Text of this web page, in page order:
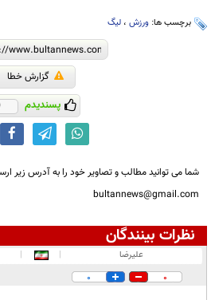
برچسب ها: ورزش ، لیگ
گزارش خطا
پسندیدم
شما می توانید مطالب و تصاویر خود را به آدرس زیر
bultannews@gmail.com
نظرات بینندگان
در انتظار بررسی:
علیرضا |
|
0
0